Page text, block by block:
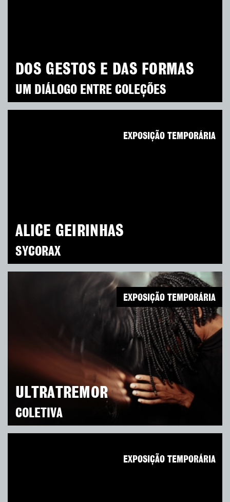
DOS GESTOS E DAS FORMAS
UM DIÁLOGO ENTRE COLEÇÕES
ALICE GEIRINHAS
SYCORAX
EXPOSIÇÃO TEMPORÁRIA
ULTRATREMOR
COLETIVA
EXPOSIÇÃO TEMPORÁRIA
EXPOSIÇÃO TEMPORÁRIA